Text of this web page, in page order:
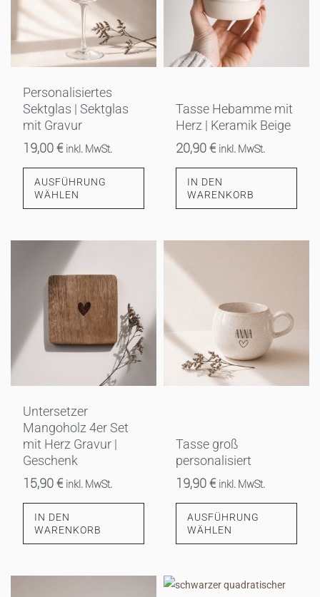
Personalisiertes
Sektglas | Sektglas
mit Gravur
19,00€ inkl. MwSt.
AUSFÜHRUNG
WÄHLEN
Tasse Hebamme mit
Herz | Keramik Beige
20,90€ inkl. MwSt.
IN DEN
WARENKORB
Untersetzer
Mangoholz 4er Set
mit Herz Gravur |
Geschenk
15,90€ inkl. MwSt.
IN DEN
WARENKORB
Tasse groß
personalisiert
19,90€ inkl. MwSt.
AUSFÜHRUNG
WÄHLEN
Produkt
weist
auf.
Die
Optionen
Produktseite
gewählt
werden